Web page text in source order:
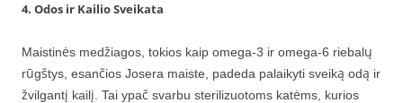
4. Odos ir Kailio Sveikata
Maistinės medžiagos, tokios kaip omega-3 ir omega-6 riebalų
rūgštys, esančios Josera maiste, padeda palaikyti sveiką odą ir
žvilgantį kailį. Tai ypač svarbu sterilizuotoms katėms, kurios